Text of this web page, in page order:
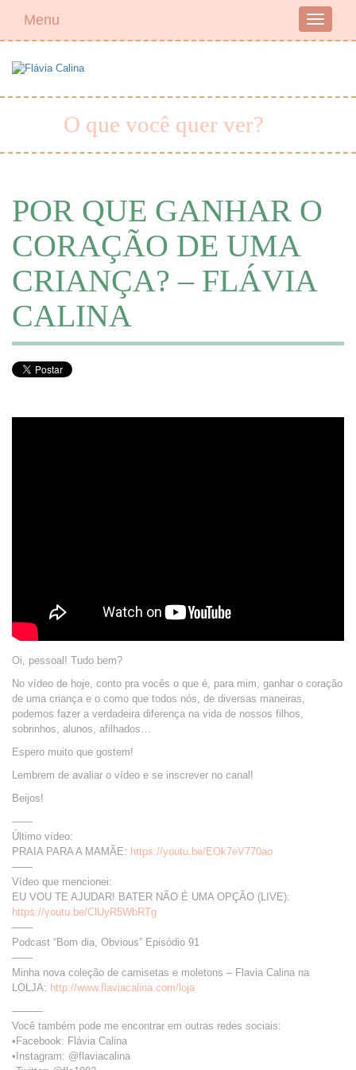
Toggle
Menu
O que você quer ver?
POR QUE GANHAR O
CORAÇÃO DE UMA
CRIANÇA? – FLÁVIA
CALINA
Oi, pessoal! Tudo bem?
No vídeo de hoje, conto pra vocês o que é, para mim, ganhar o coração
de uma criança e o como que todos nós, de diversas maneiras,
podemos fazer a verdadeira diferença na vida de nossos filhos,
sobrinhos, alunos, afilhados…
Espero muito que gostem!
Lembrem de avaliar o vídeo e se inscrever no canal!
Beijos!
——
Último vídeo:
PRAIA PARA A MAMÃE: https://youtu.be/EOk7eV770ao
——
Vídeo que mencionei:
EU VOU TE AJUDAR! BATER NÃO É UMA OPÇÃO (LIVE):
https://youtu.be/ClUyR5WbRTg
——
Podcast “Bom dia, Obvious” Episódio 91
——
Minha nova coleção de camisetas e moletons – Flavia Calina na
LOLJA: http://www.flaviacalina.com/loja
———
Você também pode me encontrar em outras redes sociais:
•Facebook: Flávia Calina
•Instagram: @flaviacalina